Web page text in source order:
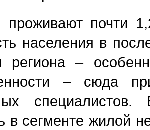
почти
населения в
региона –
– сюда
в сегменте жилой